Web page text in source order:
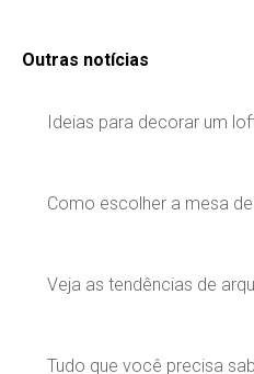
Outras notícias
Ideias para decorar um
Como escolher a mesa
Veja as tendências de
Tudo que você precisa